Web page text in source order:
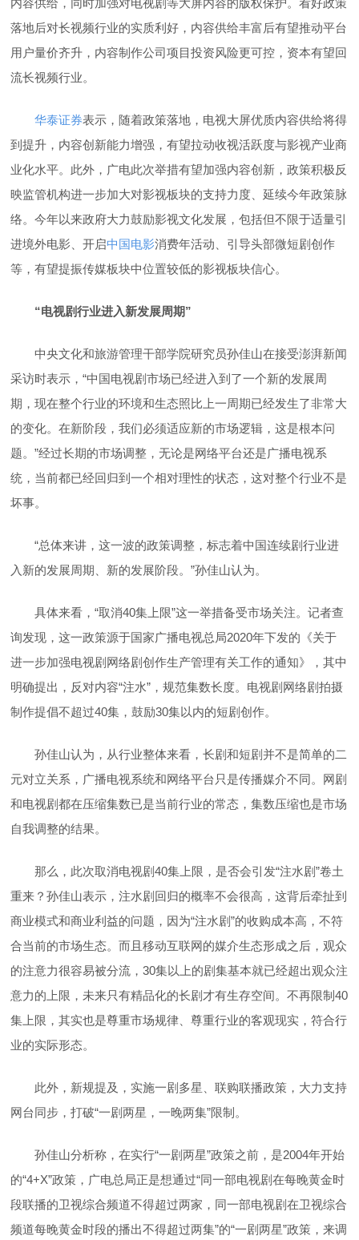
落地后对长视频行业的实质利好，内容供给丰富后有望推动平台
用户量价齐升，内容制作公司项目投资风险更可控，资本有望回
流长视频行业。
华泰证券表示，随着政策落地，电视大屏优质内容供给将得
到提升，内容创新能力增强，有望拉动收视活跃度与影视产业商
业化水平。此外，广电此次举措有望加强内容创新，政策积极反
映监管机构进一步加大对影视板块的支持力度、延续今年政策脉
络。今年以来政府大力鼓励影视文化发展，包括但不限于适量引
进境外电影、开启中国电影消费年活动、引导头部微短剧创作
等，有望提振传媒板块中位置较低的影视板块信心。
“电视剧行业进入新发展周期”
中央文化和旅游管理干部学院研究员孙佳山在接受澎湃新闻
采访时表示，“中国电视剧市场已经进入到了一个新的发展周
期，现在整个行业的环境和生态照比上一周期已经发生了非常大
的变化。在新阶段，我们必须适应新的市场逻辑，这是根本问
题。”经过长期的市场调整，无论是网络平台还是广播电视系
统，当前都已经回归到一个相对理性的状态，这对整个行业不是
坏事。
“总体来讲，这一波的政策调整，标志着中国连续剧行业进
入新的发展周期、新的发展阶段。”孙佳山认为。
具体来看，“取消40集上限”这一举措备受市场关注。记者查
询发现，这一政策源于国家广播电视总局2020年下发的《关于
进一步加强电视剧网络剧创作生产管理有关工作的通知》，其中
明确提出，反对内容“注水”，规范集数长度。电视剧网络剧拍摄
制作提倡不超过40集，鼓励30集以内的短剧创作。
孙佳山认为，从行业整体来看，长剧和短剧并不是简单的二
元对立关系，广播电视系统和网络平台只是传播媒介不同。网剧
和电视剧都在压缩集数已是当前行业的常态，集数压缩也是市场
自我调整的结果。
那么，此次取消电视剧40集上限，是否会引发“注水剧”卷土
重来？孙佳山表示，注水剧回归的概率不会很高，这背后牵扯到
商业模式和商业利益的问题，因为“注水剧”的收购成本高，不符
合当前的市场生态。而且移动互联网的媒介生态形成之后，观众
的注意力很容易被分流，30集以上的剧集基本就已经超出观众注
意力的上限，未来只有精品化的长剧才有生存空间。不再限制40
集上限，其实也是尊重市场规律、尊重行业的客观现实，符合行
业的实际形态。
此外，新规提及，实施一剧多星、联购联播政策，大力支持
网台同步，打破“一剧两星，一晚两集”限制。
孙佳山分析称，在实行“一剧两星”政策之前，是2004年开始
的“4+X”政策，广电总局正是想通过“同一部电视剧在每晚黄金时
段联播的卫视综合频道不得超过两家，同一部电视剧在卫视综合
频道每晚黄金时段的播出不得超过两集”的“一剧两星”政策，来调